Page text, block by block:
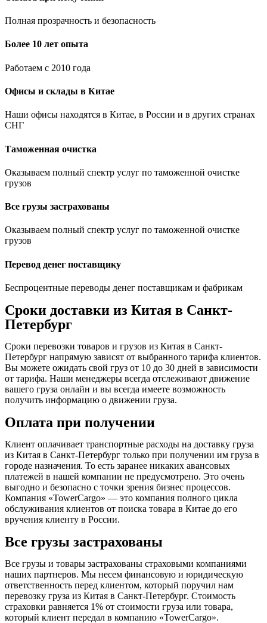
Полная прозрачность и безопасность
Более 10 лет опыта
Работаем с 2010 года
Офисы и склады в Китае
Наши офисы находятся в Китае, в России и в других странах
СНГ
Таможенная очистка
Оказываем полный спектр услуг по таможенной очистке
грузов
Все грузы застрахованы
Оказываем полный спектр услуг по таможенной очистке
грузов
Перевод денег поставщику
Беспроцентные переводы денег поставщикам и фабрикам
Сроки доставки из Китая в Санкт-
Петербург
Сроки перевозки товаров и грузов из Китая в Санкт-
Петербург напрямую зависят от выбранного тарифа клиентов.
Вы можете ожидать свой груз от 10 до 30 дней в зависимости
от тарифа. Наши менеджеры всегда отслеживают движение
вашего груза онлайн и вы всегда имеете возможность
получить информацию о движении груза.
Оплата при получении
Клиент оплачивает транспортные расходы на доставку груза
из Китая в Санкт-Петербург только при получении им груза в
городе назначения. То есть заранее никаких авансовых
платежей в нашей компании не предусмотрено. Это очень
выгодно и безопасно с точки зрения бизнес процессов.
Компания «TowerCargo» — это компания полного цикла
обслуживания клиентов от поиска товара в Китае до его
вручения клиенту в России.
Все грузы застрахованы
Все грузы и товары застрахованы страховыми компаниями
наших партнеров. Мы несем финансовую и юридическую
ответственность перед клиентом, который поручил нам
перевозку груза из Китая в Санкт-Петербург. Стоимость
страховки равняется 1% от стоимости груза или товара,
который клиент передал в компанию «TowerCargo».